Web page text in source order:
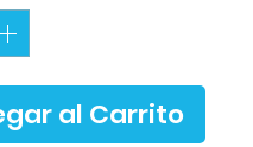
al Carrito